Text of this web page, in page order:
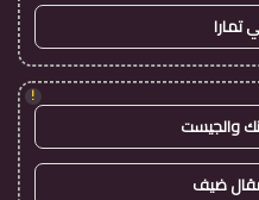
تمارا
!
والجيست